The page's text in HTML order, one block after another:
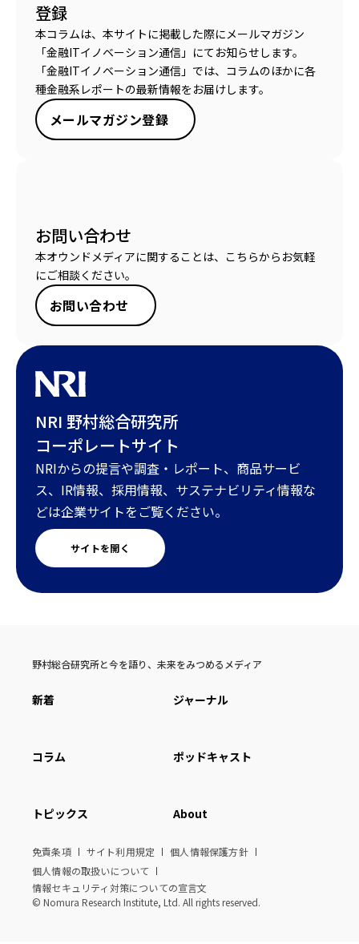
登録
本コラムは、本サイトに掲載した際にメールマガジン
「金融ITイノベーション通信」にてお知らせします。
「金融ITイノベーション通信」では、コラムのほかに各
種金融系レポートの最新情報をお届けします。
メールマガジン登録
お問い合わせ
本オウンドメディアに関することは、こちらからお気軽
にご相談ください。
お問い合わせ
NRI 野村総合研究所
コーポレートサイト
NRIからの提言や調査・レポート、商品サービ
ス、IR情報、採用情報、サステナビリティ情報な
どは企業サイトをご覧ください。
サイトを開く
野村総合研究所と今を語り、未来をみつめるメディア
新着 ジャーナル
コラム ポッドキャスト
トピックス About
免責条項 サイト利用規定
個人情報保護方針
個人情報の取扱いについて
情報セキュリティ対策についての宣言文
© Nomura Research Institute, Ltd. All rights reserved.